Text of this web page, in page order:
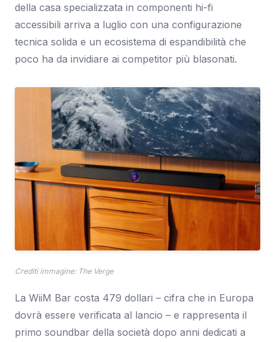
della casa specializzata in componenti hi-fi
accessibili arriva a luglio con una configurazione
tecnica solida e un ecosistema di espandibilità che
poco ha da invidiare ai competitor più blasonati.
Crediti immagine: The Verge
La WiiM Bar costa 479 dollari – cifra che in Europa
dovrà essere verificata al lancio – e rappresenta il
primo soundbar della società dopo anni dedicati a